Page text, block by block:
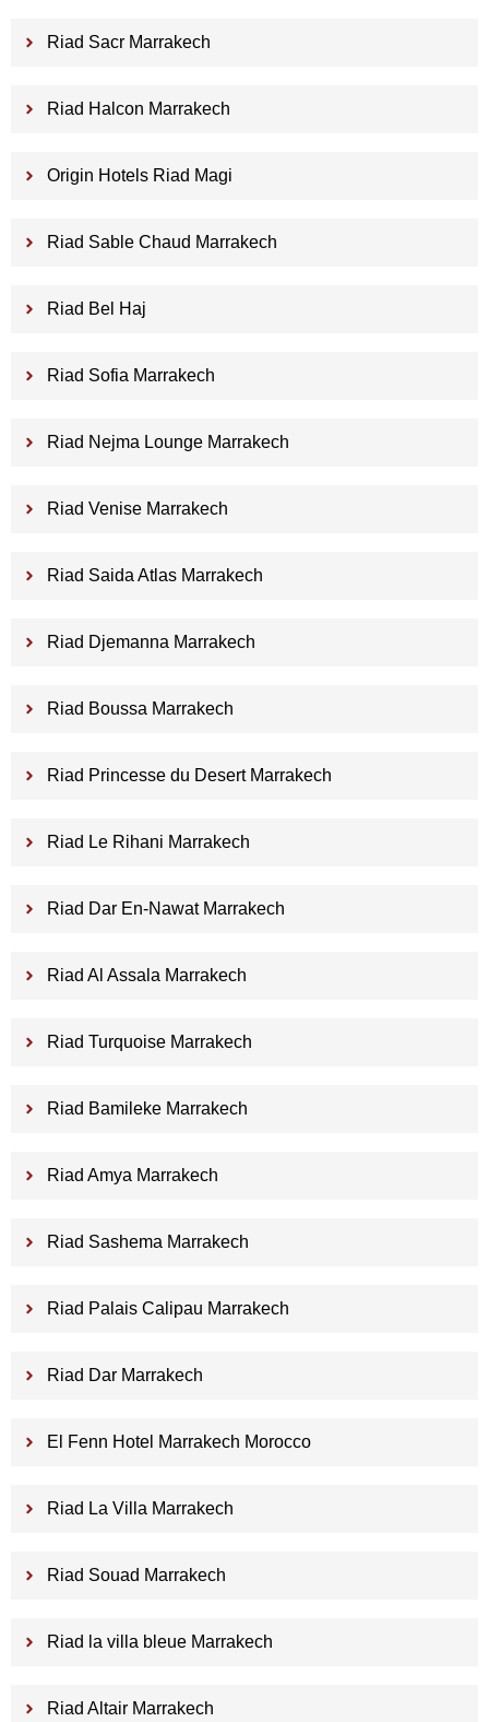
Riad Sacr Marrakech
Riad Halcon Marrakech
Origin Hotels Riad Magi
Riad Sable Chaud Marrakech
Riad Bel Haj
Riad Sofia Marrakech
Riad Nejma Lounge Marrakech
Riad Venise Marrakech
Riad Saida Atlas Marrakech
Riad Djemanna Marrakech
Riad Boussa Marrakech
Riad Princesse du Desert Marrakech
Riad Le Rihani Marrakech
Riad Dar En-Nawat Marrakech
Riad Al Assala Marrakech
Riad Turquoise Marrakech
Riad Bamileke Marrakech
Riad Amya Marrakech
Riad Sashema Marrakech
Riad Palais Calipau Marrakech
Riad Dar Marrakech
El Fenn Hotel Marrakech Morocco
Riad La Villa Marrakech
Riad Souad Marrakech
Riad la villa bleue Marrakech
Riad Altair Marrakech